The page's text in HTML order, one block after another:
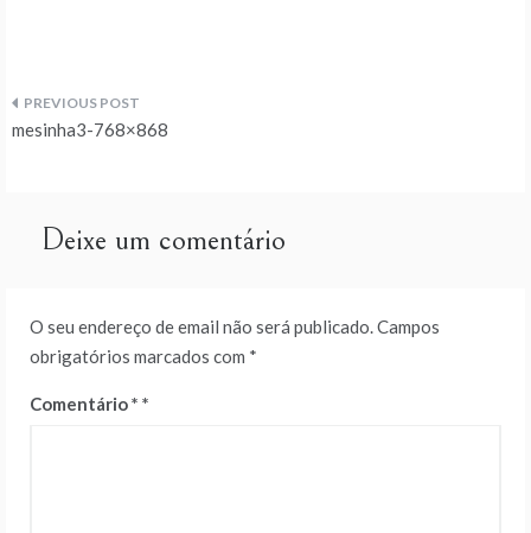
Navegação
artigos
mesinha3-768×868
Deixe um comentário
O seu endereço de email não será publicado.Campos
obrigatórios marcados com *
Comentário*